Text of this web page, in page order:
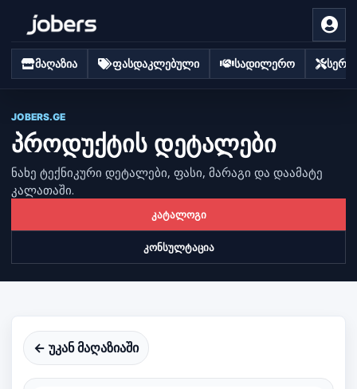
მაღაზია ფასდაკლებული სადილერო
JOBERS.GE
პროდუქტის დეტალები
ნახე ტექნიკური დეტალები, ფასი, მარაგი და დაამატე
კალათაში.
კატალოგი
კონსულტაცია
← უკან მაღაზიაში